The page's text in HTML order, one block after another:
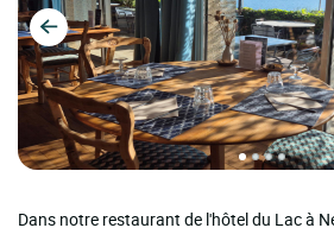
Dans notre restaurant de l'hôtel du Lac à